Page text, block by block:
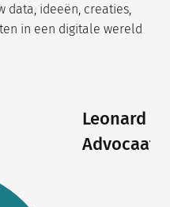
data, ideeën, creaties,
in een digitale wereld
Leonard
Advocaat